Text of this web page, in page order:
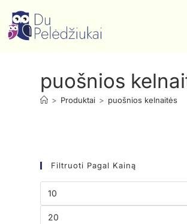
puošnios
> Produktai > puošnios kelnaitės
Filtruoti Pagal Kainą